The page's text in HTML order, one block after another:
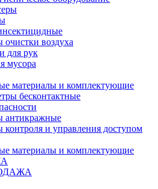
воздуха
для рук
мусора
материалы и комплектующие
бесконтактные
антикражные
контроля и управления доступом
материалы и комплектующие